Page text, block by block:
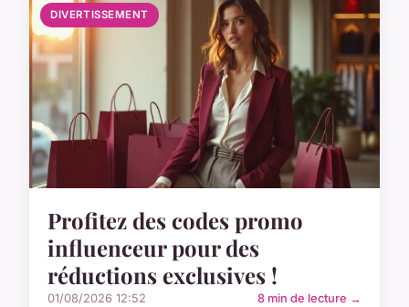
DIVERTISSEMENT
Profitez des codes promo
influenceur pour des
réductions exclusives !
01/08/2026 12:52 8 min de lecture →